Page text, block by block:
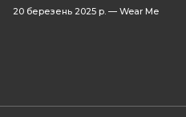
20 березень 2025 р. — Wear Me